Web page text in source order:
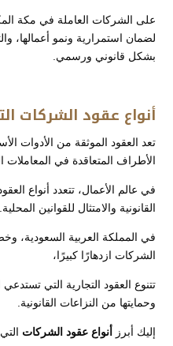
على الشركات العاملة في مكة
لضمان استمرارية ونمو أعمالها،
بشكل قانوني ورسمي.
أنواع عقود الشركات
تعد العقود الموثقة من الأدوات
الأطراف المتعاقدة في المعاملات
في عالم الأعمال، تتعدد أنواع
القانونية والامتثال للقوانين المحلية.
في المملكة العربية السعودية،
الشركات ازدهارًا كبيرًا،
تتنوع العقود التجارية التي
وحمايتها من النزاعات القانونية.
إليك أبرز أنواع عقود الشركات